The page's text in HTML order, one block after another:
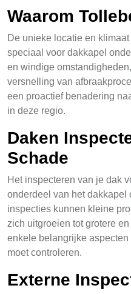
Waarom
De unieke locatie en
speciaal voor dakkapel
en windige
versnelling van
een proactief benadering
in deze regio.
Daken
Schade
Het inspecteren van je dak
onderdeel van het dakkapel
inspecties kunnen kleine
zich uitgroeien tot grotere
enkele belangrijke
moet controleren.
Externe